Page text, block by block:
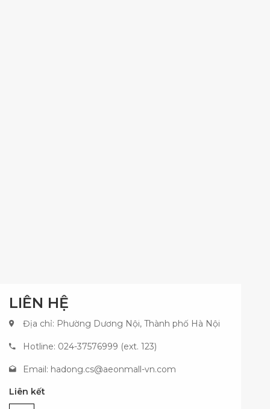
LIÊN HỆ
Địa chỉ: Phường Dương Nội, Thành phố Hà Nội
Hotline: 024-37576999 (ext. 123)
Email: hadong.cs@aeonmall-vn.com
Liên kết